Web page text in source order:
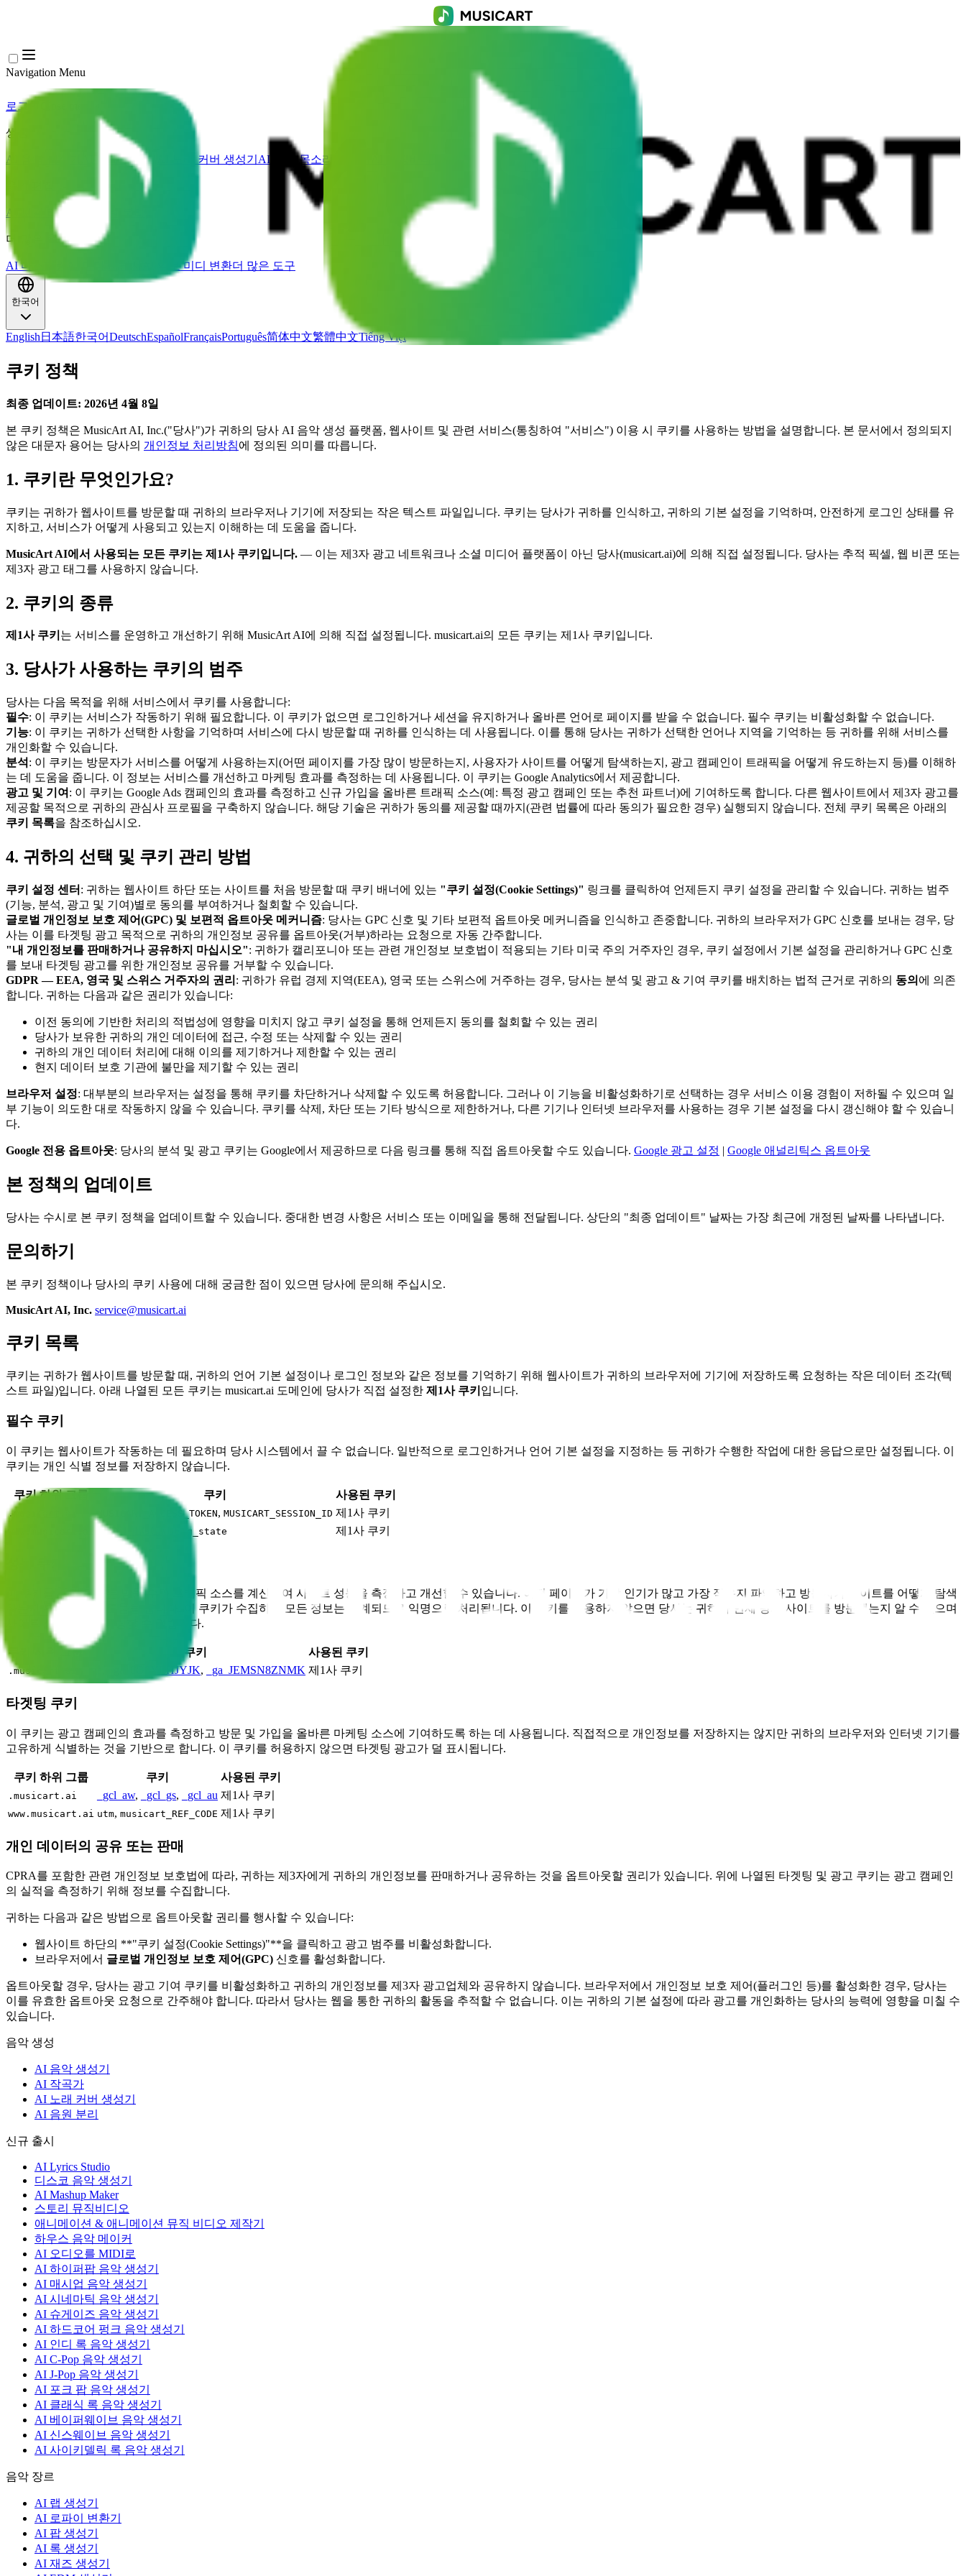
Navigation Menu
로그인
생성
AI 음악 생성기 AI 가사 생성기 AI 노래 커버 생성기 AI 노래 목소리 생성기
AI 보컬 리무버
더 많은 음악 도구
AI 마스터링 AI 악보 미디 변환더 많은 도구
한국어
English 日本語한국어DeutschEspañolFrançaisPortuguês简体中文繁體中文Tiếng Việt
쿠키 정책
최종 업데이트: 2026년 4월 8일
본 쿠키 정책은 MusicArt AI, Inc.("당사")가 귀하의 당사 AI 음악 생성 플랫폼, 웹사이트 및 관련 서비스(통칭하여 "서비스") 이용 시 쿠키를 사용하는 방법을 설명합니다. 본 문서에서 정의되지
않은 대문자 용어는 당사의 개인정보 처리방침에 정의된 의미를 따릅니다.
1. 쿠키란 무엇인가요?
쿠키는 귀하가 웹사이트를 방문할 때 귀하의 브라우저나 기기에 저장되는 작은 텍스트 파일입니다. 쿠키는 당사가 귀하를 인식하고, 귀하의 기본 설정을 기억하며, 안전하게 로그인 상태를 유
지하고, 서비스가 어떻게 사용되고 있는지 이해하는 데 도움을 줍니다.
MusicArt AI에서 사용되는 모든 쿠키는 제1사 쿠키입니다. — 이는 제3자 광고 네트워크나 소셜 미디어 플랫폼이 아닌 당사(musicart.ai)에 의해 직접 설정됩니다. 당사는 추적 픽셀, 웹 비콘 또는
제3자 광고 태그를 사용하지 않습니다.
2. 쿠키의 종류
제1사 쿠키 는 서비스를 운영하고 개선하기 위해 MusicArt AI에 의해 직접 설정됩니다. musicart.ai의 모든 쿠키는 제1사 쿠키입니다.
3. 당사가 사용하는 쿠키의 범주
당사는 다음 목적을 위해 서비스에서 쿠키를 사용합니다:
필수: 이 쿠키는 서비스가 작동하기 위해 필요합니다. 이 쿠키가 없으면 로그인하거나 세션을 유지하거나 올바른 언어로 페이지를 받을 수 없습니다. 필수 쿠키는 비활성화할 수 없습니다.
기능: 이 쿠키는 귀하가 선택한 사항을 기억하며 서비스에 다시 방문할 때 귀하를 인식하는 데 사용됩니다. 이를 통해 당사는 귀하가 선택한 언어나 지역을 기억하는 등 귀하를 위해 서비스를
개인화할 수 있습니다.
분석 : 이 쿠키는 방문자가 서비스를 어떻게 사용하는지(어떤 페이지를 가장 많이 방문하는지, 사용자가 사이트를 어떻게 탐색하는지, 광고 캠페인이 트래픽을 어떻게 유도하는지 등)를 이해하
는 데 도움을 줍니다. 이 정보는 서비스를 개선하고 마케팅 효과를 측정하는 데 사용됩니다. 이 쿠키는 Google Analytics에서 제공합니다.
광고 및 기여 : 이 쿠키는 Google Ads 캠페인의 효과를 측정하고 신규 가입을 올바른 트래픽 소스(예: 특정 광고 캠페인 또는 추천 파트너)에 기여하도록 합니다. 다른 웹사이트에서 제3자 광고를
제공할 목적으로 귀하의 관심사 프로필을 구축하지 않습니다. 해당 기술은 귀하가 동의를 제공할 때까지(관련 법률에 따라 동의가 필요한 경우) 실행되지 않습니다. 전체 쿠키 목록은 아래의
쿠키 목록을 참조하십시오.
4. 귀하의 선택 및 쿠키 관리 방법
쿠키 설정 센터 : 귀하는 웹사이트 하단 또는 사이트를 처음 방문할 때 쿠키 배너에 있는 "쿠키 설정(Cookie Settings)" 링크를 클릭하여 언제든지 쿠키 설정을 관리할 수 있습니다. 귀하는 범주
(기능, 분석, 광고 및 기여)별로 동의를 부여하거나 철회할 수 있습니다.
글로벌 개인정보 보호 제어(GPC) 및 보편적 옵트아웃 메커니즘: 당사는 GPC 신호 및 기타 보편적 옵트아웃 메커니즘을 인식하고 존중합니다. 귀하의 브라우저가 GPC 신호를 보내는 경우, 당
사는 이를 타겟팅 광고 목적으로 귀하의 개인정보 공유를 옵트아웃(거부)하라는 요청으로 자동 간주합니다.
"내 개인정보를 판매하거나 공유하지 마십시오": 귀하가 캘리포니아 또는 관련 개인정보 보호법이 적용되는 기타 미국 주의 거주자인 경우, 쿠키 설정에서 기본 설정을 관리하거나 GPC 신호
를 보내 타겟팅 광고를 위한 개인정보 공유를 거부할 수 있습니다.
GDPR — EEA, 영국 및 스위스 거주자의 권리 : 귀하가 유럽 경제 지역(EEA), 영국 또는 스위스에 거주하는 경우, 당사는 분석 및 광고 & 기여 쿠키를 배치하는 법적 근거로 귀하의 동의 에 의존
합니다. 귀하는 다음과 같은 권리가 있습니다:
이전 동의에 기반한 처리의 적법성에 영향을 미치지 않고 쿠키 설정을 통해 언제든지 동의를 철회할 수 있는 권리
당사가 보유한 귀하의 개인 데이터에 접근, 수정 또는 삭제할 수 있는 권리
귀하의 개인 데이터 처리에 대해 이의를 제기하거나 제한할 수 있는 권리
현지 데이터 보호 기관에 불만을 제기할 수 있는 권리
브라우저 설정: 대부분의 브라우저는 설정을 통해 쿠키를 차단하거나 삭제할 수 있도록 허용합니다. 그러나 이 기능을 비활성화하기로 선택하는 경우 서비스 이용 경험이 저하될 수 있으며 일
부 기능이 의도한 대로 작동하지 않을 수 있습니다. 쿠키를 삭제, 차단 또는 기타 방식으로 제한하거나, 다른 기기나 인터넷 브라우저를 사용하는 경우 기본 설정을 다시 갱신해야 할 수 있습니
다.
Google 전용 옵트아웃: 당사의 분석 및 광고 쿠키는 Google에서 제공하므로 다음 링크를 통해 직접 옵트아웃할 수도 있습니다. Google 광고 설정 | Google 애널리틱스 옵트아웃
본 정책의 업데이트
당사는 수시로 본 쿠키 정책을 업데이트할 수 있습니다. 중대한 변경 사항은 서비스 또는 이메일을 통해 전달됩니다. 상단의 "최종 업데이트" 날짜는 가장 최근에 개정된 날짜를 나타냅니다.
문의하기
본 쿠키 정책이나 당사의 쿠키 사용에 대해 궁금한 점이 있으면 당사에 문의해 주십시오.
MusicArt AI, Inc. service@musicart.ai
쿠키 목록
쿠키는 귀하가 웹사이트를 방문할 때, 귀하의 언어 기본 설정이나 로그인 정보와 같은 정보를 기억하기 위해 웹사이트가 귀하의 브라우저에 기기에 저장하도록 요청하는 작은 데이터 조각(텍
스트 파일)입니다. 아래 나열된 모든 쿠키는 musicart.ai 도메인에 당사가 직접 설정한 제1사 쿠키 입니다.
필수 쿠키
이 쿠키는 웹사이트가 작동하는 데 필요하며 당사 시스템에서 끌 수 없습니다. 일반적으로 로그인하거나 언어 기본 설정을 지정하는 등 귀하가 수행한 작업에 대한 응답으로만 설정됩니다. 이
쿠키는 개인 식별 정보를 저장하지 않습니다.
쿠키 하위 그룹 쿠키 사용된 쿠키
.musicart.ai MUSICART_ACCESS_TOKEN, MUSICART_SESSION_ID 제1사 쿠키
NEXT_LOCALE g_state 제1사 쿠키
이 쿠키를 통해 당사는 방문 수와 트래픽 소스를 계산하여 사이트 성능을 측정하고 개선할 수 있습니다. 어떤 페이지가 가장 인기가 많고 가장 적은지 파악하고 방문자가 사이트를 어떻게 탐색
하는지 확인하는 데 도움을 줍니다. 이 쿠키가 수집하는 모든 정보는 집계되므로 익명으로 처리됩니다. 이 쿠키를 허용하지 않으면 당사는 귀하가 언제 당사 사이트를 방문했는지 알 수 없으며
사이트 성능을 모니터링할 수 없습니다.
쿠키 하위 그룹 쿠키 사용된 쿠키
.musicart.ai _ga_0G0YLHJYJK, _ga_JEMSN8ZNMK 제1사 쿠키
타겟팅 쿠키
이 쿠키는 광고 캠페인의 효과를 측정하고 방문 및 가입을 올바른 마케팅 소스에 기여하도록 하는 데 사용됩니다. 직접적으로 개인정보를 저장하지는 않지만 귀하의 브라우저와 인터넷 기기를
고유하게 식별하는 것을 기반으로 합니다. 이 쿠키를 허용하지 않으면 타겟팅 광고가 덜 표시됩니다.
쿠키 하위 그룹 쿠키 사용된 쿠키
.musicart.ai _gcl_aw, _gcl_gs, _gcl_au 제1사 쿠키
www.musicart.ai utm, musicart_REF_CODE 제1사 쿠키
개인 데이터의 공유 또는 판매
CPRA를 포함한 관련 개인정보 보호법에 따라, 귀하는 제3자에게 귀하의 개인정보를 판매하거나 공유하는 것을 옵트아웃할 권리가 있습니다. 위에 나열된 타겟팅 및 광고 쿠키는 광고 캠페인
의 실적을 측정하기 위해 정보를 수집합니다.
귀하는 다음과 같은 방법으로 옵트아웃할 권리를 행사할 수 있습니다:
웹사이트 하단의 **"쿠키 설정(Cookie Settings)"**을 클릭하고 광고 범주를 비활성화합니다.
브라우저에서 글로벌 개인정보 보호 제어(GPC) 신호를 활성화합니다.
옵트아웃할 경우, 당사는 광고 기여 쿠키를 비활성화하고 귀하의 개인정보를 제3자 광고업체와 공유하지 않습니다. 브라우저에서 개인정보 보호 제어(플러그인 등)를 활성화한 경우, 당사는
이를 유효한 옵트아웃 요청으로 간주해야 합니다. 따라서 당사는 웹을 통한 귀하의 활동을 추적할 수 없습니다. 이는 귀하의 기본 설정에 따라 광고를 개인화하는 당사의 능력에 영향을 미칠 수
있습니다.
음악 생성
AI 음악 생성기
AI 작곡가
AI 노래 커버 생성기
AI 음원 분리
신규 출시
AI Lyrics Studio
디스코 음악 생성기
AI Mashup Maker
스토리 뮤직비디오
애니메이션 & 애니메이션 뮤직 비디오 제작기
하우스 음악 메이커
AI 오디오를 MIDI로
AI 하이퍼팝 음악 생성기
AI 매시업 음악 생성기
AI 시네마틱 음악 생성기
AI 슈게이즈 음악 생성기
AI 하드코어 펑크 음악 생성기
AI 인디 록 음악 생성기
AI C-Pop 음악 생성기
AI J-Pop 음악 생성기
AI 포크 팝 음악 생성기
AI 클래식 록 음악 생성기
AI 베이퍼웨이브 음악 생성기
AI 신스웨이브 음악 생성기
AI 사이키델릭 록 음악 생성기
음악 장르
AI 랩 생성기
AI 로파이 변환기
AI 팝 생성기
AI 록 생성기
AI 재즈 생성기